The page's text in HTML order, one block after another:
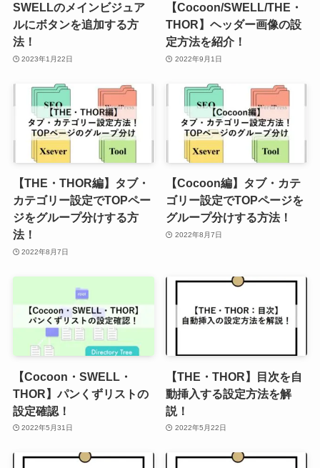
SWELLのメインビジュア
ルにボタンを追加する方
法！
2023年1月22日
【Cocoon/SWELL/THE・
THOR】ヘッダー画像の設
定方法を紹介！
2022年9月1日
【THE・THOR編】タブ・
カテゴリー設定でTOPペー
ジをグループ分けする方
法！
2022年8月7日
【Cocoon編】タブ・カテ
ゴリー設定でTOPページを
グループ分けする方法！
2022年8月7日
【Cocoon・SWELL・
THOR】パンくずリストの
設定確認！
2022年5月31日
【THE・THOR】目次を自
動挿入する設定方法を解
説！
2022年5月22日